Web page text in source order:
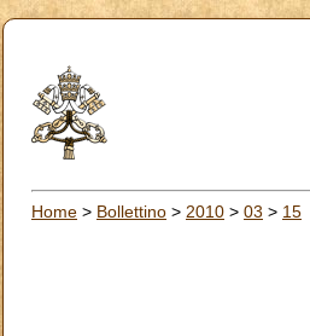
Home > Bollettino > 2010 > 03 > 15